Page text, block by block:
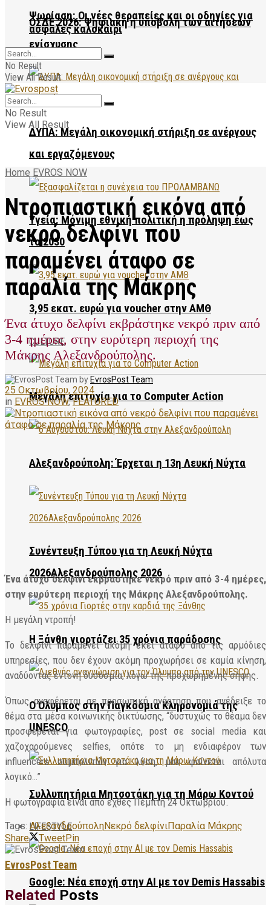
ΟΣΔΕ 2026: Ψηφιακή η υποβολή των αιτήσεων
ενίσχυσης
ΔΥΠΑ: Μεγάλη οικονομική στήριξη σε ανέργους
και εργαζόμενους
Υγεία: Μόνιμη εθνική πολιτική η πρόληψη έως
το 2030
3,95 εκατ. ευρώ για voucher στην ΑΜΘ
CULTURE
Μεγάλη επιτυχία για το Computer Action
Αλεξανδρούπολη: Έρχεται η 13η Λευκή Νύχτα
Συνέντευξη Τύπου για τη Λευκή Νύχτα
2026Αλεξανδρούπολης 2026
Η Ξάνθη γιορτάζει 35 χρόνια παράδοσης
Ο Όλυμπος στην Παγκόσμια Κληρονομιά της
UNESCO
Συλλυπητήρια Μητσοτάκη για τη Μάρω Κοντού
LIFESTYLE
Google: Νέα εποχή στην AI με τον Demis Hassabis
Ψωρίαση: Οι νέες θεραπείες και οι οδηγίες για
ασφαλές καλοκαίρι
No Result
View All Result
No Result
View All Result
Home EVROS NOW
Ντροπιαστική εικόνα από
νεκρό δελφίνι που
παραμένει άταφο σε
παραλία της Μάκρης
Ένα άτυχο δελφίνι εκβράστηκε νεκρό πριν από
3-4 ημέρες, στην ευρύτερη περιοχή της
Μάκρης Αλεξανδρούπολης.
by EvrosPost Team
25 Οκτωβρίου, 2024
in EVROS NOW,FEATURED
Ένα άτυχο δελφίνι εκβράστηκε νεκρό πριν από 3-4 ημέρες,
στην ευρύτερη περιοχή της Μάκρης Αλεξανδρούπολης.
Η μεγάλη ντροπή!
Το δελφίνι παραμένει ακόμη εκεί άταφο από τις αρμόδιες
υπηρεσίες, που δεν έχουν ακόμη προχωρήσει σε καμία κίνηση,
αναδύοντας έντονη δυσοσμία, λόγω της προχωρημένης σήψης.
Όπως αναφέρεται σε προσωπική ανάρτηση που ανέδειξε το
θέμα στα μέσα κοινωνικής δικτύωσης, “δυστυχώς το θέαμα δεν
προσφέρεται για φωτογραφίες, post σε social media και
χαζοχαρούμενες selfies, οπότε το μη ενδιαφέρον των
influencers συμπολιτών για λύση, μου φαίνεται απόλυτα
λογικό…”
Η φωτογραφία είναι από εχθές Πέμπτη 24 Οκτωβρίου.
Tags: ΑλεξανδρούποληΝεκρό δελφίνιΠαραλία Μάκρης
Share
TweetPin
EvrosPost Team
Related Posts